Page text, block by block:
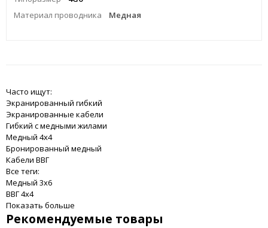
Материал проводника
Медная
Часто ищут:
Экранированный гибкий
Экранированные кабели
Гибкий с медными жилами
Медный 4x4
Бронированный медный
Кабели ВВГ
Все теги:
Медный 3x6
ВВГ 4x4
Показать больше
Рекомендуемые товары